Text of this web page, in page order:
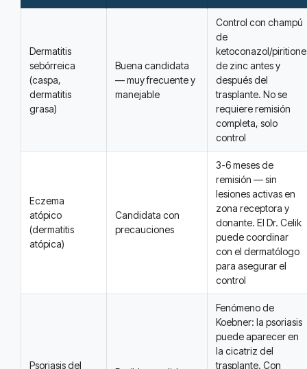
Dermatitis
sebórreica
(caspa,
dermatitis
grasa)
Buena candidata
— muy frecuente y
manejable
Control con champú
de
ketoconazol/piritione
de zinc antes y
después del
trasplante. No se
requiere remisión
completa, solo
control
Eczema
atópico
(dermatitis
atópica)
Candidata con
precauciones
3-6 meses de
remisión — sin
lesiones activas en
zona receptora y
donante. El Dr. Celik
puede coordinar
con el dermatólogo
para asegurar el
control
Psoriasis del
Fenómeno de
Koebner: la psoriasis
puede aparecer en
la cicatriz del
trasplante. Con